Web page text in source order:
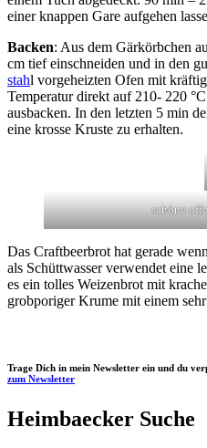
einer knappen Gare aufgehen
Backen: Aus dem Gärkörbchen
cm tief einschneiden und in den
stahl vorgeheizten Ofen mit
Temperatur direkt auf 210- 220
ausbacken. In den letzten 5 min
eine krosse Kruste zu erhalten.
schöne
Das Craftbeerbrot hat gerade
als Schüttwasser verwendet eine
es ein tolles Weizenbrot mit
grobporiger Krume mit einem
Trage Dich in mein Newsletter ein und du
zum Newsletter
Heimbaecker Suche